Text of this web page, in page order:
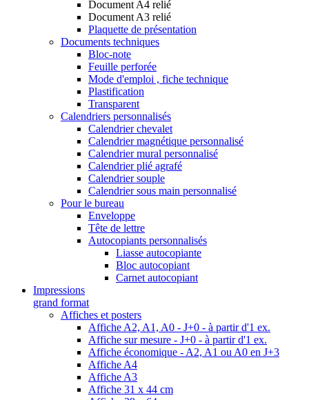
Document A4 relié
Document A3 relié
Plaquette de présentation
Documents techniques
Bloc-note
Feuille perforée
Mode d'emploi , fiche technique
Plastification
Transparent
Calendriers personnalisés
Calendrier chevalet
Calendrier magnétique personnalisé
Calendrier mural personnalisé
Calendrier plié agrafé
Calendrier souple
Calendrier sous main personnalisé
Pour le bureau
Enveloppe
Tête de lettre
Autocopiants personnalisés
Liasse autocopiante
Bloc autocopiant
Carnet autocopiant
Impressions
grand format
Affiches et posters
Affiche A2, A1, A0 - J+0 - à partir d'1 ex.
Affiche sur mesure - J+0 - à partir d'1 ex.
Affiche économique - A2, A1 ou A0 en J+3
Affiche A4
Affiche A3
Affiche 31 x 44 cm